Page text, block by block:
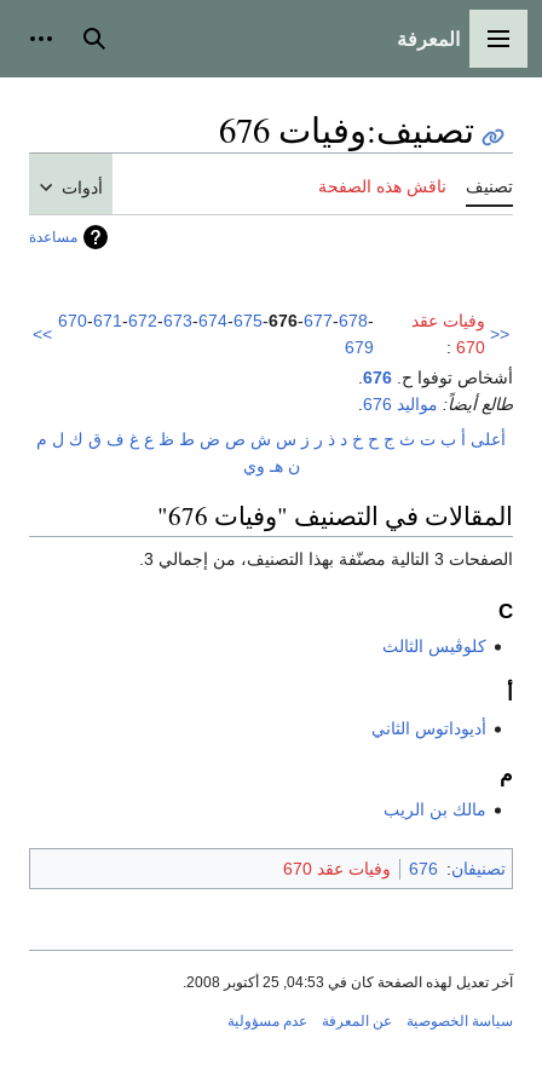
القائمة الرئيسية
المعرفة بحث
تصنيف:وفيات 676
تصنيف ناقش هذه الصفحة أدوات
مساعدة
<<
وفيات عقد
670
:
670-671-672-673-674-675-676-677-678-
679
>>
أشخاص توفوا ح. 676
طالع أيضاً: مواليد 676
أعلى أ ب ت ث ج ح خ د ذ ر ز س ش ص ض ط ظ ع غ ف ق ك ل م
ن هـ وي
المقالات في التصنيف "وفيات 676"
الصفحات 3 التالية مصنّفة بهذا التصنيف، من إجمالي 3.
C
كلوڤيس الثالث
أديوداتوس الثاني
م
مالك بن الريب
تصنيفان:
676 وفيات عقد 670
آخر تعديل لهذه الصفحة كان في 04:53, 25 أكتوبر 2008.
سياسة الخصوصية عن المعرفة عدم مسؤولية